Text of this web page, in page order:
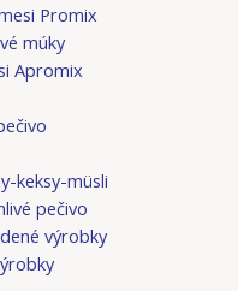
Promix
múky
Apromix
keksy-müsli
pečivo
výrobky